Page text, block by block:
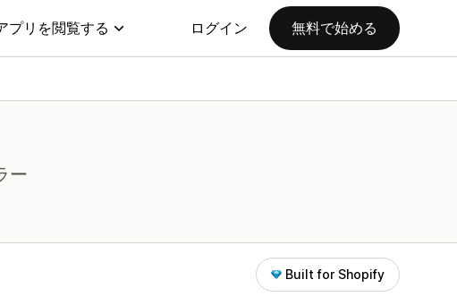
プリを閲覧する ログイン 無料で始める
ー
Built for Shopify